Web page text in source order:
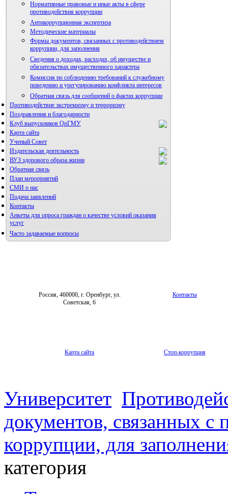
Нормативные правовые и иные акты в сфере
противодействия коррупции
Антикоррупционная экспертиза
Методические материалы
Формы документов, связанных с противодействием
коррупции, для заполнения
Сведения о доходах, расходах, об имуществе и
обязательствах имущественного характера
Комиссия по соблюдению требований к служебному
поведению и урегулированию конфликта интересов
Обратная связь для сообщений о фактах коррупции
Противодействие экстремизму и терроризму
Поздравления и благодарности
Клуб выпускников ОрГМУ
Карта сайта
Ученый Совет
Издательская деятельность
Альманах молодой науки
ВУЗ здорового образа жизни
Фотогалерея
Обратная связь
План мероприятий
СМИ о нас
Подача заявлений
Контакты
Анкеты для опроса граждан о качестве условий оказания
услуг
Часто задаваемые вопросы
Россия, 460000, г. Оренбург, ул.
Советская, 6
Контакты
Карта сайта Стоп-коррупция
Университет
документов, связанных с
коррупции, для
категория